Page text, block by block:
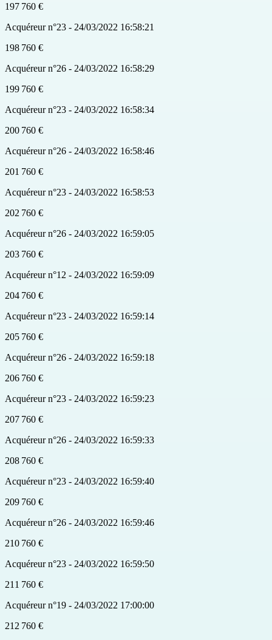
197 760 €
Acquéreur n°23 - 24/03/2022 16:58:21
198 760 €
Acquéreur n°26 - 24/03/2022 16:58:29
199 760 €
Acquéreur n°23 - 24/03/2022 16:58:34
200 760 €
Acquéreur n°26 - 24/03/2022 16:58:46
201 760 €
Acquéreur n°23 - 24/03/2022 16:58:53
202 760 €
Acquéreur n°26 - 24/03/2022 16:59:05
203 760 €
Acquéreur n°12 - 24/03/2022 16:59:09
204 760 €
Acquéreur n°23 - 24/03/2022 16:59:14
205 760 €
Acquéreur n°26 - 24/03/2022 16:59:18
206 760 €
Acquéreur n°23 - 24/03/2022 16:59:23
207 760 €
Acquéreur n°26 - 24/03/2022 16:59:33
208 760 €
Acquéreur n°23 - 24/03/2022 16:59:40
209 760 €
Acquéreur n°26 - 24/03/2022 16:59:46
210 760 €
Acquéreur n°23 - 24/03/2022 16:59:50
211 760 €
Acquéreur n°19 - 24/03/2022 17:00:00
212 760 €